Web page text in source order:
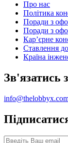
Про нас
Політика
Поради з
Поради з
Карʼєрне
Ставлення до
Країна
Зв'язатись